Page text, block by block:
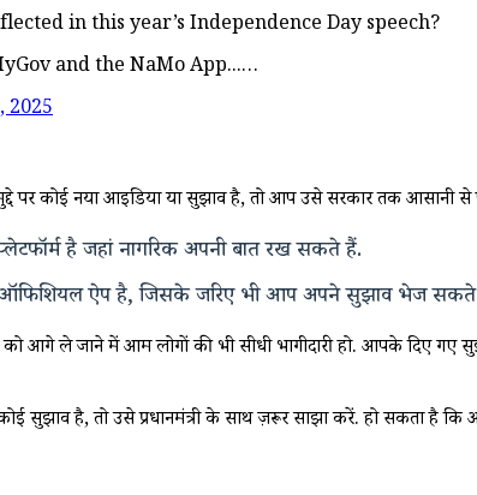
in this year’s Independence Day speech?
and the NaMo App...…
2025
पर कोई नया आइडिया या सुझाव है, तो आप उसे सरकार तक आसानी
है जहां नागरिक अपनी बात रख सकते हैं.
का ऑफिशियल ऐप है, जिसके जरिए भी आप अपने सुझाव भेज
आगे ले जाने में आम लोगों की भी सीधी भागीदारी हो. आपके दिए
सुझाव है, तो उसे प्रधानमंत्री के साथ ज़रूर साझा करें. हो सकता है